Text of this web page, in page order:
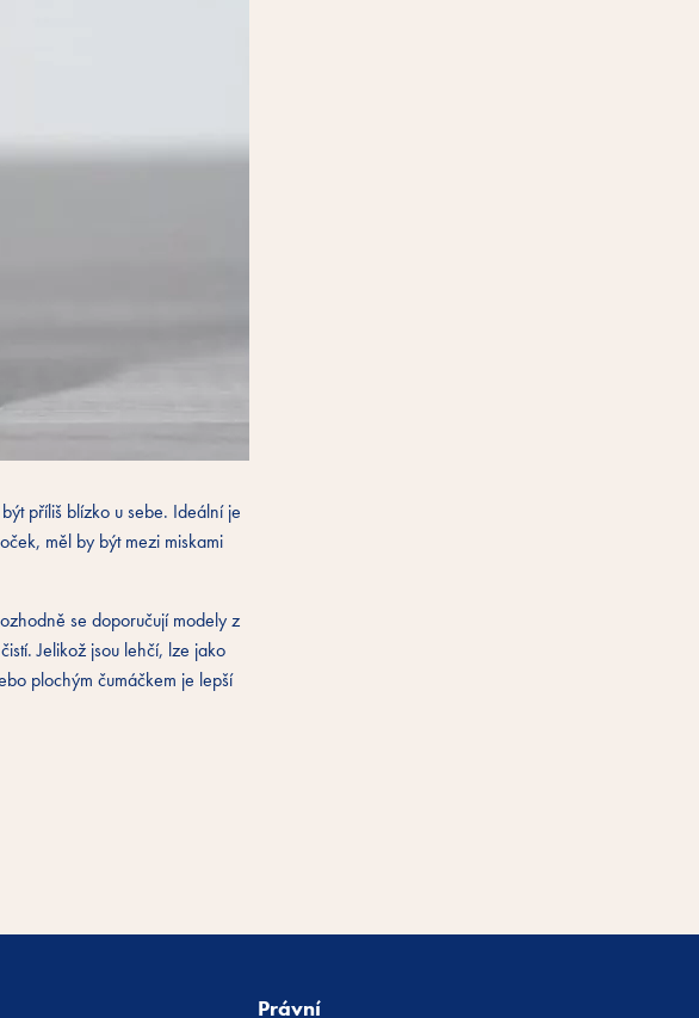
příliš blízko u sebe. Ideální je
měl by být mezi miskami
se doporučují modely z
Jelikož jsou lehčí, lze jako
plochým čumáčkem je lepší
Právní